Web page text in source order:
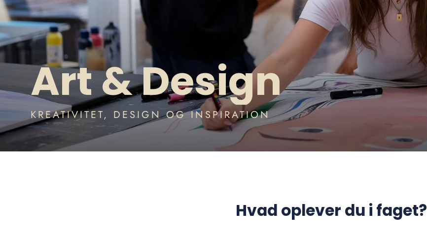
Art & Design
KREATIVITET, DESIGN OG INSPIRATION
Hvad oplever du i faget?